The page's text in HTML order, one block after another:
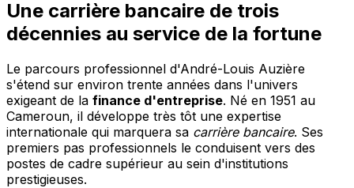
Une carrière bancaire de trois
décennies au service de la fortune
Le parcours professionnel d'André-Louis Auzière
s'étend sur environ trente années dans l'univers
exigeant de la finance d'entreprise. Né en 1951 au
Cameroun, il développe très tôt une expertise
internationale qui marquera sa carrière bancaire. Ses
premiers pas professionnels le conduisent vers des
postes de cadre supérieur au sein d'institutions
prestigieuses.